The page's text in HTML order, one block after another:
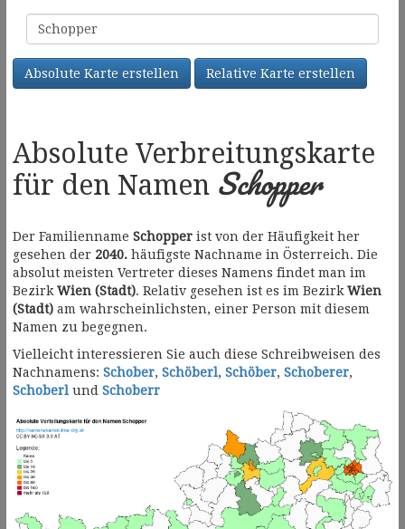
Familienname
Absolute Karte erstellen Relative Karte erstellen
Absolute Verbreitungskarte
für den Namen Schopper
Der Familienname Schopper ist von der Häufigkeit her
gesehen der 2040. häufigste Nachname in Österreich. Die
absolut meisten Vertreter dieses Namens findet man im
Bezirk Wien (Stadt). Relativ gesehen ist es im Bezirk Wien
(Stadt) am wahrscheinlichsten, einer Person mit diesem
Namen zu begegnen.
Vielleicht interessieren Sie auch diese Schreibweisen des
Nachnamens: Schober, Schöberl, Schöber, Schoberer,
Schoberl und Schoberr